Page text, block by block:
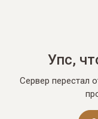
Упс,
Сервер перестал